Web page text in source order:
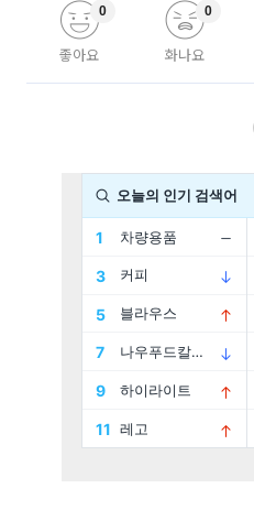
좋아요
0
화나요
0